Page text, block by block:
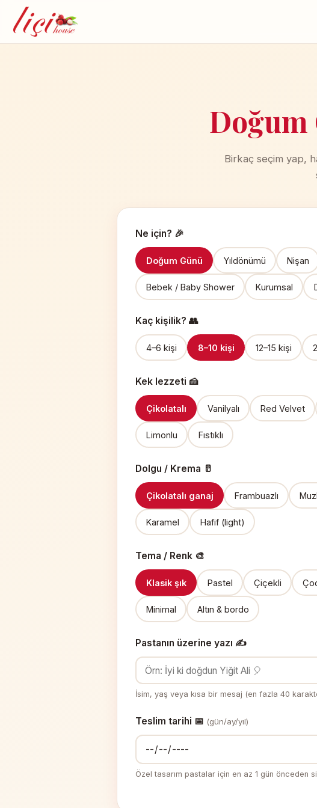
Doğum
Birkaç seçim yap,
Ne için? 🎉
Doğum Günü Yıldönümü Nişan
Bebek / Baby Shower Kurumsal
Kaç kişilik? 👥
4–6 kişi 8–10 kişi 12–15 kişi
Kek lezzeti 🍰
Çikolatalı Vanilyalı Red Velvet
Limonlu Fıstıklı
Dolgu / Krema 🥛
Çikolatalı ganaj Frambuazlı
Karamel Hafif (light)
Tema / Renk 🎨
Klasik şık Pastel Çiçekli
Minimal Altın & bordo
Pastanın üzerine yazı ✍️
İsim, yaş veya kısa bir mesaj (en fazla 40
Teslim tarihi 📅 (gün/ay/yıl)
Özel tasarım pastalar için en az 1 gün önceden